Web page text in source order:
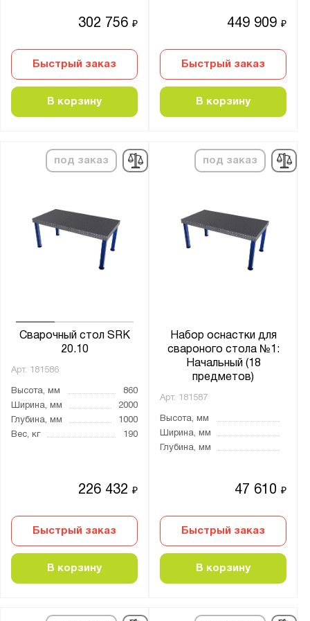
302 756₽
Быстрый заказ
В корзину
449 909₽
Быстрый заказ
В корзину
под заказ
Сварочный стол SRK
20.10
Арт. 181586
Высота, мм
860
Ширина, мм
2000
Глубина, мм
1000
Вес, кг
190
226 432₽
Быстрый заказ
В корзину
под заказ
Набор оснастки для
свароного стола №1:
Начальный (18
предметов)
Арт. 181587
Высота, мм
Ширина, мм
Глубина, мм
47 610₽
Быстрый заказ
В корзину